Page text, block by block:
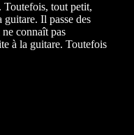
Toutefois, tout petit,
guitare. Il passe des
connaît pas
à la guitare. Toutefois